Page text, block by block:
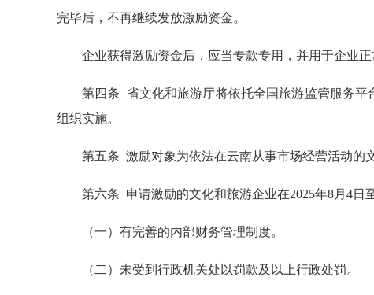
完毕后，不再继续发放激励资金。
企业获得激励资金后，应当专款专用，并用于企业正
第四条 省文化和旅游厅将依托全国旅游监管服务平
组织实施。
第五条 激励对象为依法在云南从事市场经营活动的
第六条 申请激励的文化和旅游企业在2025年8月4日
（一）有完善的内部财务管理制度。
（二）未受到行政机关处以罚款及以上行政处罚。